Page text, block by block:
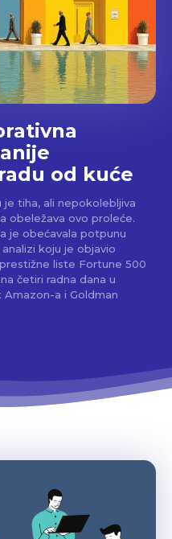
od kuće
tiha, ali nepokolebljiva
obeležava ovo proleće.
je obećavala potpunu
koju je objavio
liste Fortune 500
četiri radna dana u
a i Goldman